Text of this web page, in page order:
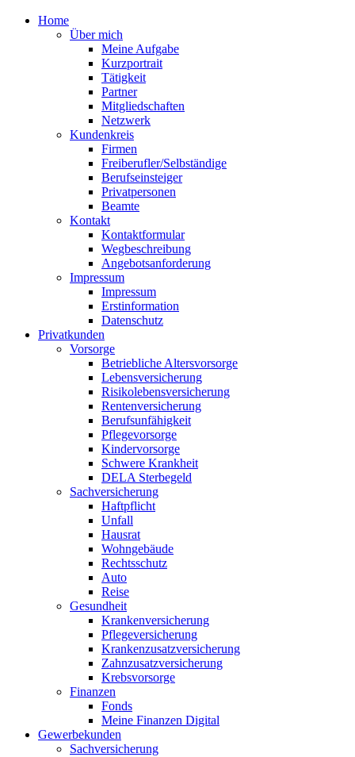
Home
Über mich
Meine Aufgabe
Kurzportrait
Tätigkeit
Partner
Mitgliedschaften
Netzwerk
Kundenkreis
Firmen
Freiberufler/Selbständige
Berufseinsteiger
Privatpersonen
Beamte
Kontakt
Kontaktformular
Wegbeschreibung
Angebotsanforderung
Impressum
Impressum
Erstinformation
Datenschutz
Privatkunden
Vorsorge
Betriebliche Altersvorsorge
Lebensversicherung
Risikolebensversicherung
Rentenversicherung
Berufsunfähigkeit
Pflegevorsorge
Kindervorsorge
Schwere Krankheit
DELA Sterbegeld
Sachversicherung
Haftpflicht
Unfall
Hausrat
Wohngebäude
Rechtsschutz
Auto
Reise
Gesundheit
Krankenversicherung
Pflegeversicherung
Krankenzusatzversicherung
Zahnzusatzversicherung
Krebsvorsorge
Finanzen
Fonds
Meine Finanzen Digital
Gewerbekunden
Sachversicherung